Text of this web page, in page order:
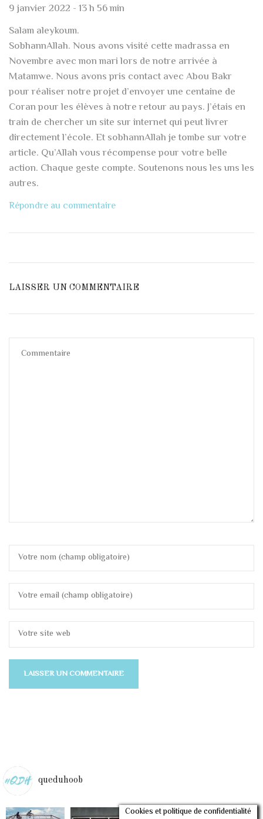
9 janvier 2022 - 13 h 56 min
Salam aleykoum.
SobhannAllah. Nous avons visité cette madrassa en
Novembre avec mon mari lors de notre arrivée à
Matamwe. Nous avons pris contact avec Abou Bakr
pour réaliser notre projet d’envoyer une centaine de
Coran pour les élèves à notre retour au pays. J’étais en
train de chercher un site sur internet qui peut livrer
directement l’école. Et sobhannAllah je tombe sur votre
article. Qu’Allah vous récompense pour votre belle
action. Chaque geste compte. Soutenons nous les uns les
autres.
Répondre au commentaire
LAISSER UN COMMENTAIRE
queduhoob
Cookies et politique de confidentialité